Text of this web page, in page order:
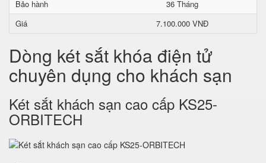
Bảo hành
36 Tháng
Giá
7.100.000 VNĐ
Dòng két sắt khóa điện tử
chuyên dụng cho khách sạn
Két sắt khách sạn cao cấp KS25-
ORBITECH